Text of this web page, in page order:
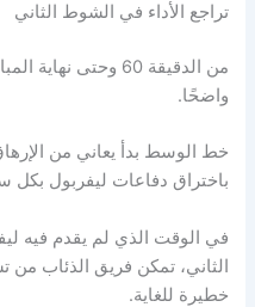
تراجع الأداء في الشوط الثاني
من الدقيقة 60 وحتى
واضحًا.
خط الوسط بدأ يعاني من
باختراق دفاعات ليفربول بكل
في الوقت الذي لم يقدم فيه
خطيرة للغاية.